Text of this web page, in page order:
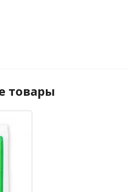
товары